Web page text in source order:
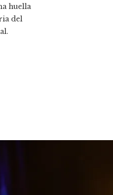
huella
del